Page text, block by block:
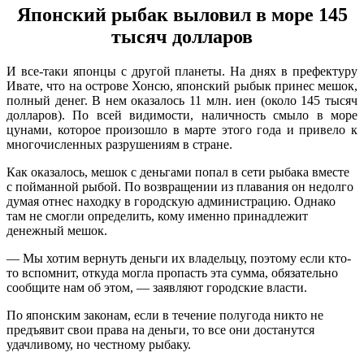
Японский рыбак выловил в море 145
тысяч долларов
И все-таки японцы с другой планеты. На днях в префектуру
Ивате, что на острове Хонсю, японский рыбык принес мешок,
полный денег. В нем оказалось 11 млн. иен (около 145 тысяч
долларов). По всей видимости, наличность смыло в море
цунами, которое произошло в марте этого года и привело к
многочисленных разрушениям в стране.
Как оказалось, мешок с деньгами попал в сети рыбака вместе
с пойманной рыбой. По возвращении из плавания он недолго
думая отнес находку в городскую администрацию. Однако
там не смогли определить, кому именно принадлежит
денежный мешок.
— Мы хотим вернуть деньги их владельцу, поэтому если кто-
то вспомнит, откуда могла пропасть эта сумма, обязательно
сообщите нам об этом, — заявляют городские власти.
По японским законам, если в течение полугода никто не
предъявит свои права на деньги, то все они достанутся
удачливому, но честному рыбаку.